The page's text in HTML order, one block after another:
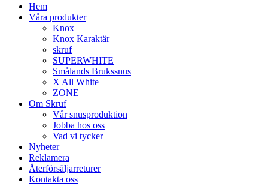
Hem
Våra produkter
Knox
Knox Karaktär
skruf
SUPERWHITE
Smålands Brukssnus
X All White
ZONE
Om Skruf
Vår snusproduktion
Jobba hos oss
Vad vi tycker
Nyheter
Reklamera
Återförsäljarreturer
Kontakta oss